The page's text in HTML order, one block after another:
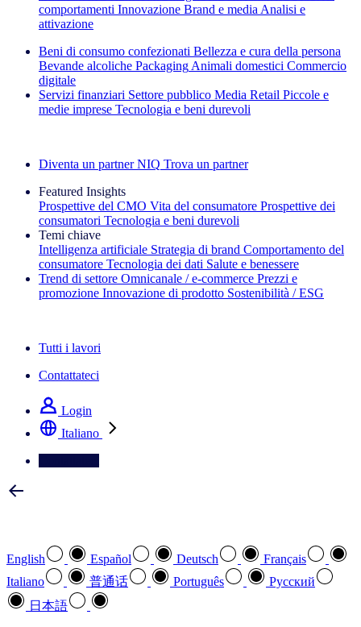
comportamenti Innovazione Brand e media Analisi e
attivazione
Beni di consumo confezionati Bellezza e cura della persona
Bevande alcoliche Packaging Animali domestici Commercio
digitale
Servizi finanziari Settore pubblico Media Retail Piccole e
medie imprese Tecnologia e beni durevoli
Diventa un partner NIQ Trova un partner
Featured Insights
Prospettive del CMO Vita del consumatore Prospettive dei
consumatori Tecnologia e beni durevoli
Temi chiave
Intelligenza artificiale Strategia di brand Comportamento del
consumatore Tecnologia dei dati Salute e benessere
Trend di settore Omnicanale / e‑commerce Prezzi e
promozione Innovazione di prodotto Sostenibilità / ESG
Tutti i lavori
Contattateci
Login
Italiano
English Español Deutsch
Français
Italiano
普通话 Português
Pусский
日本語